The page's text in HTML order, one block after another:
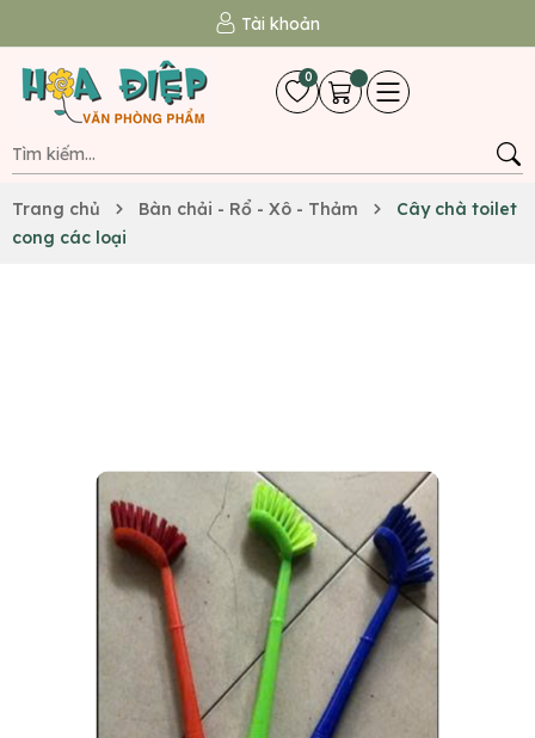
Tài khoản
0
Trang chủ Bàn chải - Rổ - Xô - Thảm
Cây chà toilet
cong các loại